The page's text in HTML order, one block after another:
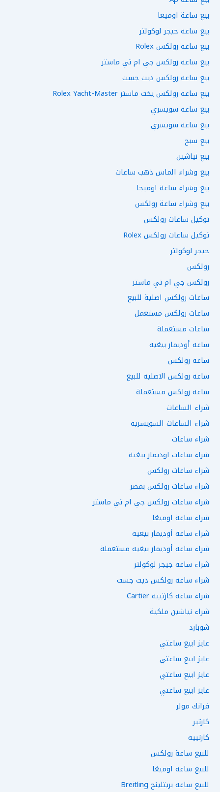
بيع ساعة اوميغا
بيع ساعه جيجر لوكولتر
بيع ساعه رولكس Rolex
بيع ساعه رولكس جي ام تي ماستر
بيع ساعه رولكس ديت جست
بيع ساعه رولكس يخت ماستر Rolex Yacht-Master
بيع ساعه سويسري
بيع ساعه سويسري
بيع سبح
بيع نياشين
بيع وشراء الماس ذهب ساعات
بيع وشراء ساعة اوميجا
بيع وشراء ساعة رولكس
توكيل ساعات رولكس
توكيل ساعات رولكس Rolex
جيجر لوكولتر
رولكس
رولكس جي ام تي ماستر
ساعات رولكس اصلية للبيع
ساعات رولكس مستعمل
ساعات مستعملة
ساعه أوديمار بيغيه
ساعه رولكس
ساعه رولكس الاصليه للبيع
ساعه رولكس مستعملة
شراء الساعات
شراء الساعات السويسريه
شراء ساعات
شراء ساعات اوديمار بيغية
شراء ساعات رولكس
شراء ساعات رولكس بمصر
شراء ساعات رولكس جي ام تي ماستر
شراء ساعة اوميغا
شراء ساعه أوديمار بيغيه
شراء ساعه أوديمار بيغيه مستعملة
شراء ساعه جيجر لوكولتر
شراء ساعه رولكس ديت جست
شراء ساعه كارتييه Cartier
شراء نياشين ملكية
شوبارد
عايز ابيع ساعتي
عايز ابيع ساعتي
عايز ابيع ساعتي
عايز ابيع ساعتي
فرانك مولر
كارتير
كارتييه
للبيع ساعة رولكس
للبيع ساعه اوميغا
للبيع ساعه بريتلينج Breitling